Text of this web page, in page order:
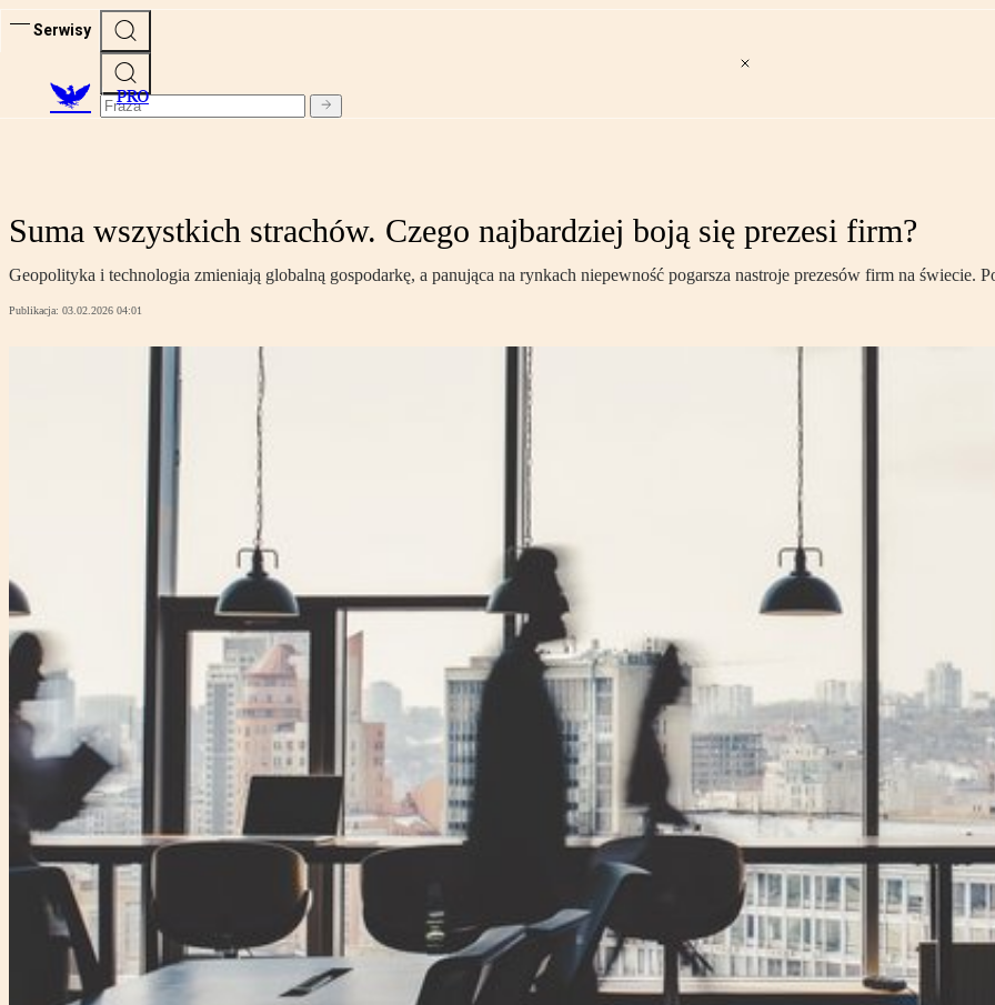
Serwisy
PRO
Suma wszystkich strachów. Czego najbardziej boją się prezesi firm?
Geopolityka i technologia zmieniają globalną gospodarkę, a panująca na rynkach niepewność pogarsza nastroje prezesów firm na świecie.
Publikacja: 03.02.2026 04:01